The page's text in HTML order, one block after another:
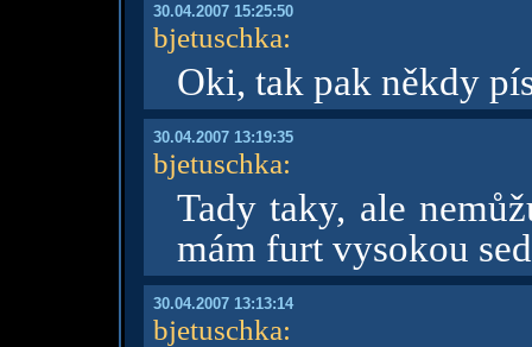
30.04.2007 15:25:50
bjetuschka:
Oki, tak pak někdy
30.04.2007 13:19:35
bjetuschka:
Tady taky, ale
mám furt vysokou
30.04.2007 13:13:14
bjetuschka: